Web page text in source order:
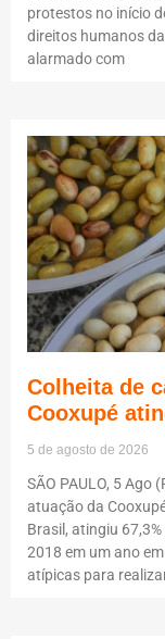
protestos no início
direitos humanos
alarmado com
Colheita de
Cooxupé
5 de agosto de 2026
SÃO PAULO, 5 Ago
atuação da
Brasil, atingiu
2018 em um ano
atípicas para